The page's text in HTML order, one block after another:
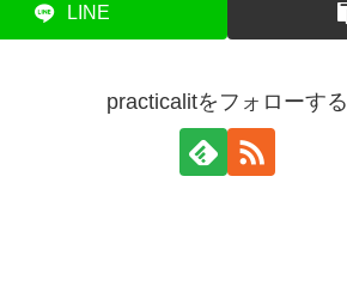
LINE
practicalitをフォローする